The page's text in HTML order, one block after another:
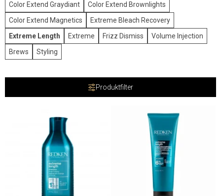
Color Extend Graydiant
Color Extend Brownlights
Color Extend Magnetics
Extreme Bleach Recovery
Extreme Length
Extreme Frizz Dismiss
Volume Injection
Brews
Styling
Produktfilter